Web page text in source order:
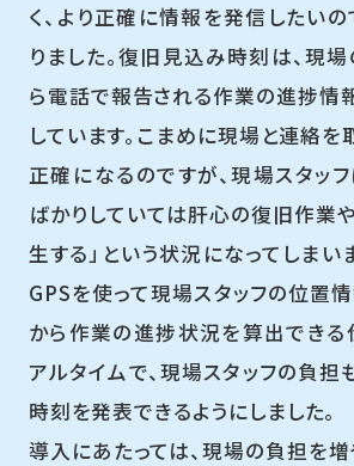
く、より正確に情報を発信したい
りました。復旧見込み時刻は、現
ら電話で報告される作業の進捗情
しています。こまめに現場と連絡
正確になるのですが、現場スタッ
ばかりしていては肝心の復旧作業
生する」という状況になってしまい
GPSを使って現場スタッフの位置
から作業の進捗状況を算出できる
アルタイムで、現場スタッフの負
時刻を発表できるようにしました。
導入にあたっては、現場の負担を